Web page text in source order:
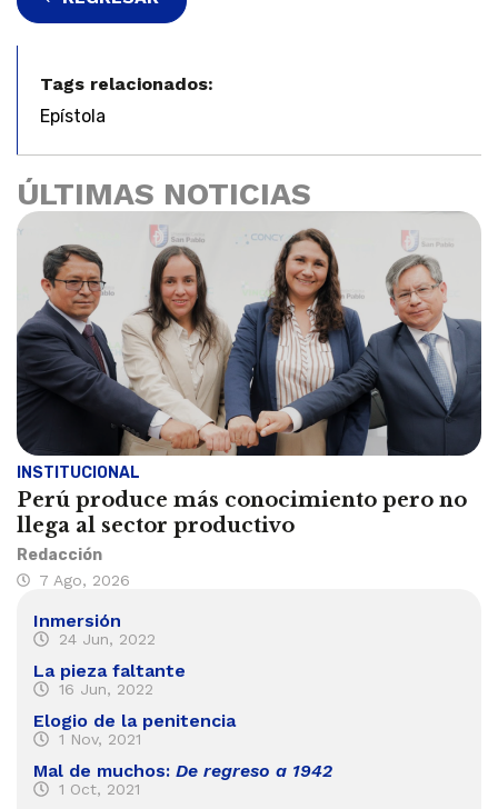
Tags relacionados:
Epístola
ÚLTIMAS NOTICIAS
INSTITUCIONAL
Perú produce más conocimiento pero no
llega al sector productivo
Redacción
7 Ago, 2026
Inmersión
24 Jun, 2022
La pieza faltante
16 Jun, 2022
Elogio de la penitencia
1 Nov, 2021
Mal de muchos: De regreso a 1942
1 Oct, 2021